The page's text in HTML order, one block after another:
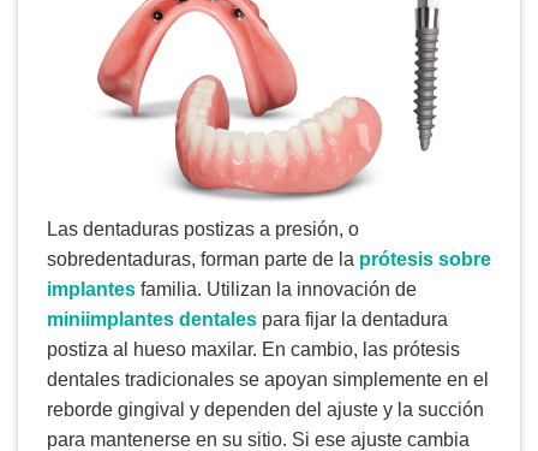
Las dentaduras postizas a presión, o
sobredentaduras, forman parte de la prótesis sobre
implantes familia. Utilizan la innovación de
miniimplantes dentales para fijar la dentadura
postiza al hueso maxilar. En cambio, las prótesis
dentales tradicionales se apoyan simplemente en el
reborde gingival y dependen del ajuste y la succión
para mantenerse en su sitio. Si ese ajuste cambia